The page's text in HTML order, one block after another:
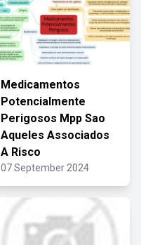
Medicamentos
Potencialmente
Perigosos Mpp Sao
Aqueles Associados
A Risco
07 September 2024